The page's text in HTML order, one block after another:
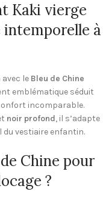
Kaki vierge
intemporelle à
le Bleu de Chine
emblématique séduit
incomparable.
noir profond, il s’adapte
du vestiaire enfantin.
Chine pour
?